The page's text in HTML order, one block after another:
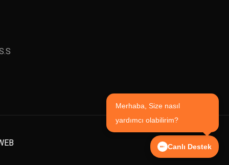
Canlı Destek
Merhaba, Size nasıl
yardımcı olabilirim?